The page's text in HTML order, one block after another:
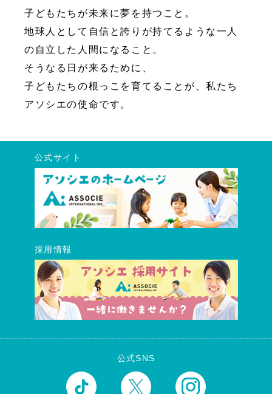
子どもたちが未来に夢を持つこと。
地球人として自信と誇りが持てるような一人
の自立した人間になること。
そうなる日が来るために、
子どもたちの根っこを育てることが、私たち
アソシエの使命です。
公式サイト
採用情報
公式SNS